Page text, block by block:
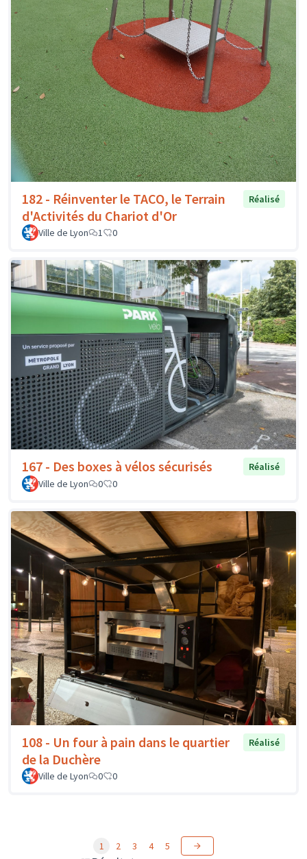
182 - Réinventer le TACO, le Terrain
d'Activités du Chariot d'Or
Réalisé
Ville de Lyon 1 0
167 - Des boxes à vélos sécurisés
Réalisé
Ville de Lyon
0 0
108 - Un four à pain dans le quartier
de la Duchère
Réalisé
Ville de Lyon 0 0
1 2 3 4 5